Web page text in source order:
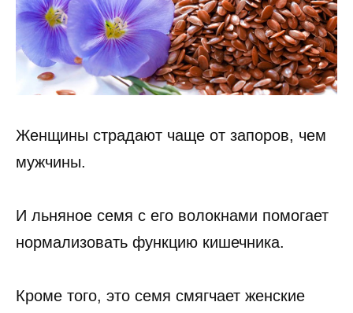
Женщины страдают чаще от запоров, чем
мужчины.
И льняное семя с его волокнами помогает
нормализовать функцию кишечника.
Кроме того, это семя смягчает женские